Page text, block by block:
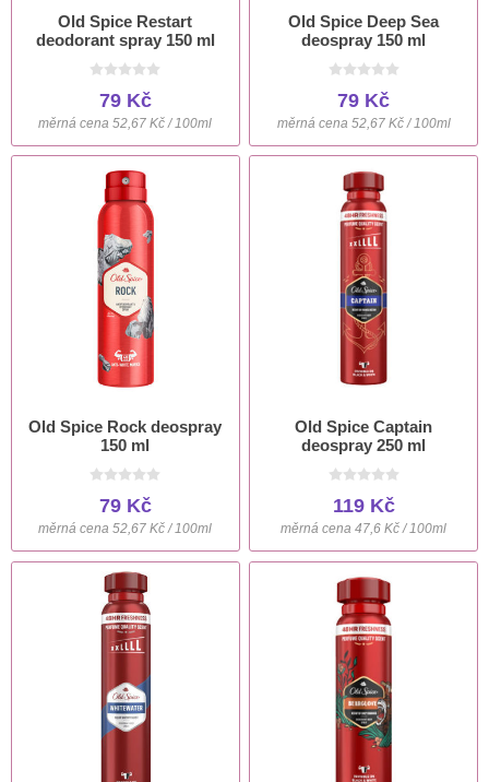
Old Spice Restart
deodorant spray 150 ml
79 Kč
měrná cena 52,67 Kč / 100ml
Old Spice Deep Sea
deospray 150 ml
79 Kč
měrná cena 52,67 Kč / 100ml
Old Spice Rock deospray
150 ml
79 Kč
měrná cena 52,67 Kč / 100ml
Old Spice Captain
deospray 250 ml
119 Kč
měrná cena 47,6 Kč / 100ml